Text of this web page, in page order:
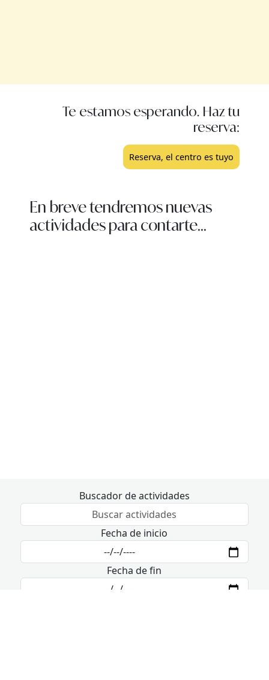
Te estamos esperando. Haz tu
reserva:
Reserva, el centro es tuyo
En breve tendremos nuevas
actividades para contarte...
Buscador de actividades
Fecha de inicio
Fecha de fin